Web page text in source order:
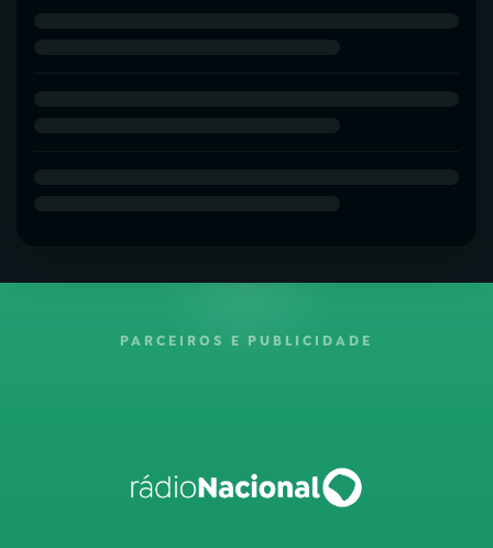
PARCEIROS E PUBLICIDADE